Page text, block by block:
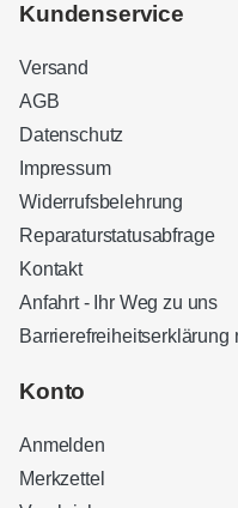
Kundenservice
Versand
AGB
Datenschutz
Impressum
Widerrufsbelehrung
Reparaturstatusabfrage
Kontakt
Anfahrt - Ihr Weg zu uns
Barrierefreiheitserklärung
Konto
Anmelden
Merkzettel